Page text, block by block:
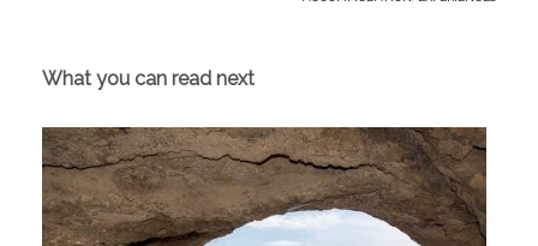
What you can read next